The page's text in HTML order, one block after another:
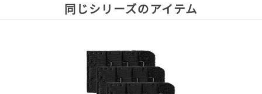
同じシリーズのアイテム